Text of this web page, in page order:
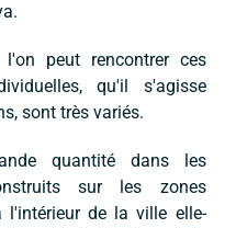
peut rencontrer ces
qu'il s'agisse
sont très variés.
quantité dans les
sur les zones
l'intérieur de la ville elle-